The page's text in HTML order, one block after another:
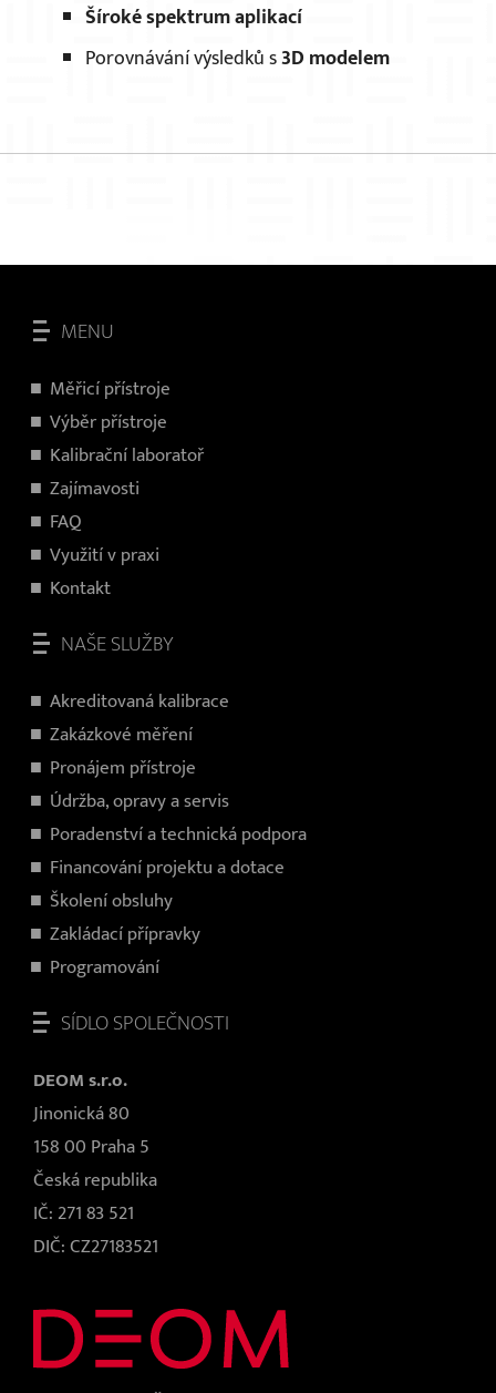
Šíroké spektrum aplikací
Porovnávání výsledků s3D modelem
MENU
Měřicí přístroje
Výběr přístroje
Kalibrační laboratoř
Zajímavosti
FAQ
Využití v praxi
Kontakt
NAŠE SLUŽBY
Akreditovaná kalibrace
Zakázkové měření
Pronájem přístroje
Údržba, opravy a servis
Poradenství a technická podpora
Financování projektu a dotace
Školení obsluhy
Zakládací přípravky
Programování
SÍDLO SPOLEČNOSTI
DEOM s.r.o.
Jinonická 80
158 00 Praha 5
Česká republika
IČ: 271 83 521
DIČ: CZ27183521